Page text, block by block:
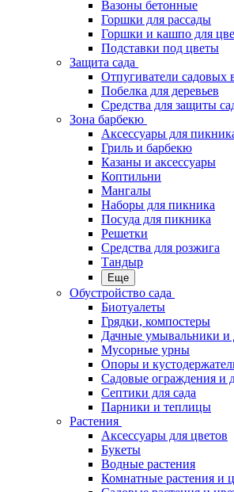
Вазоны бетонные
Горшки для рассады
Горшки и кашпо для
Подставки под цветы
Защита сада
Отпугиватели садовых
Побелка для деревьев
Средства для защиты
Зона барбекю
Аксессуары для
Гриль и барбекю
Казаны и аксессуары
Коптильни
Мангалы
Наборы для пикника
Посуда для пикника
Решетки
Средства для розжига
Тандыр
Еще
Обустройство сада
Биотуалеты
Грядки, компостеры
Дачные умывальники и
Мусорные урны
Опоры и
Садовые ограждения и
Септики для сада
Парники и теплицы
Растения
Аксессуары для цветов
Букеты
Водные растения
Комнатные растения и